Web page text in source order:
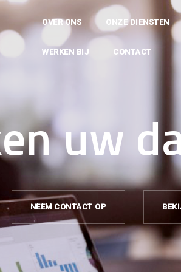
OVER ONS ONZE DIENSTEN
WERKEN BIJ CONTACT
uw
NEEM CONTACT OP